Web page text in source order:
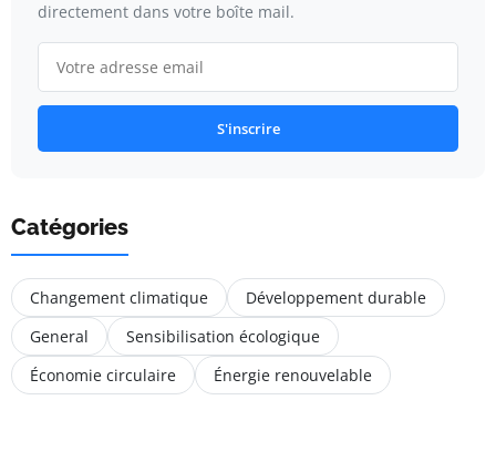
directement dans votre boîte mail.
S'inscrire
Catégories
Changement climatique
Développement durable
General
Sensibilisation écologique
Économie circulaire
Énergie renouvelable